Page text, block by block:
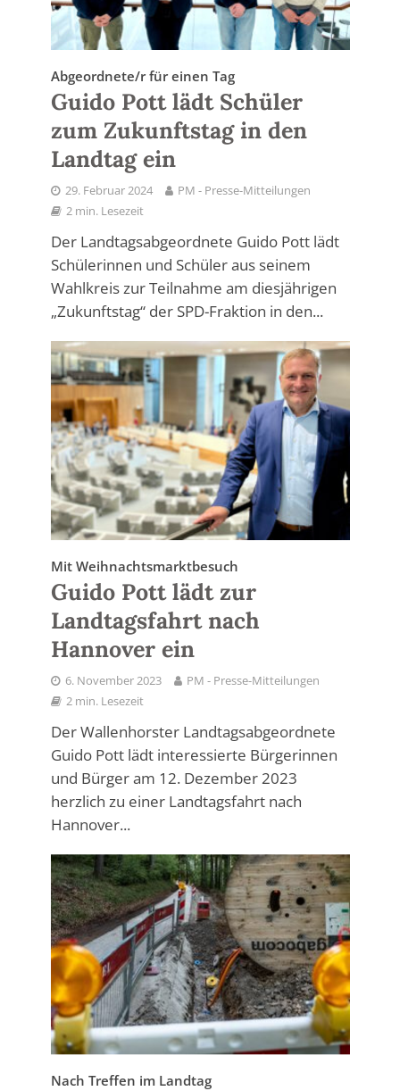
Abgeordnete/r für einen Tag
Guido Pott lädt Schüler
zum Zukunftstag in den
Landtag ein
29. Februar 2024
PM - Presse-Mitteilungen
2 min. Lesezeit
Der Landtagsabgeordnete Guido Pott lädt
Schülerinnen und Schüler aus seinem
Wahlkreis zur Teilnahme am diesjährigen
„Zukunftstag“ der SPD-Fraktion in den...
Mit Weihnachtsmarktbesuch
Guido Pott lädt zur
Landtagsfahrt nach
Hannover ein
6. November 2023
PM - Presse-Mitteilungen
2 min. Lesezeit
Der Wallenhorster Landtagsabgeordnete
Guido Pott lädt interessierte Bürgerinnen
und Bürger am 12. Dezember 2023
herzlich zu einer Landtagsfahrt nach
Hannover...
Nach Treffen im Landtag